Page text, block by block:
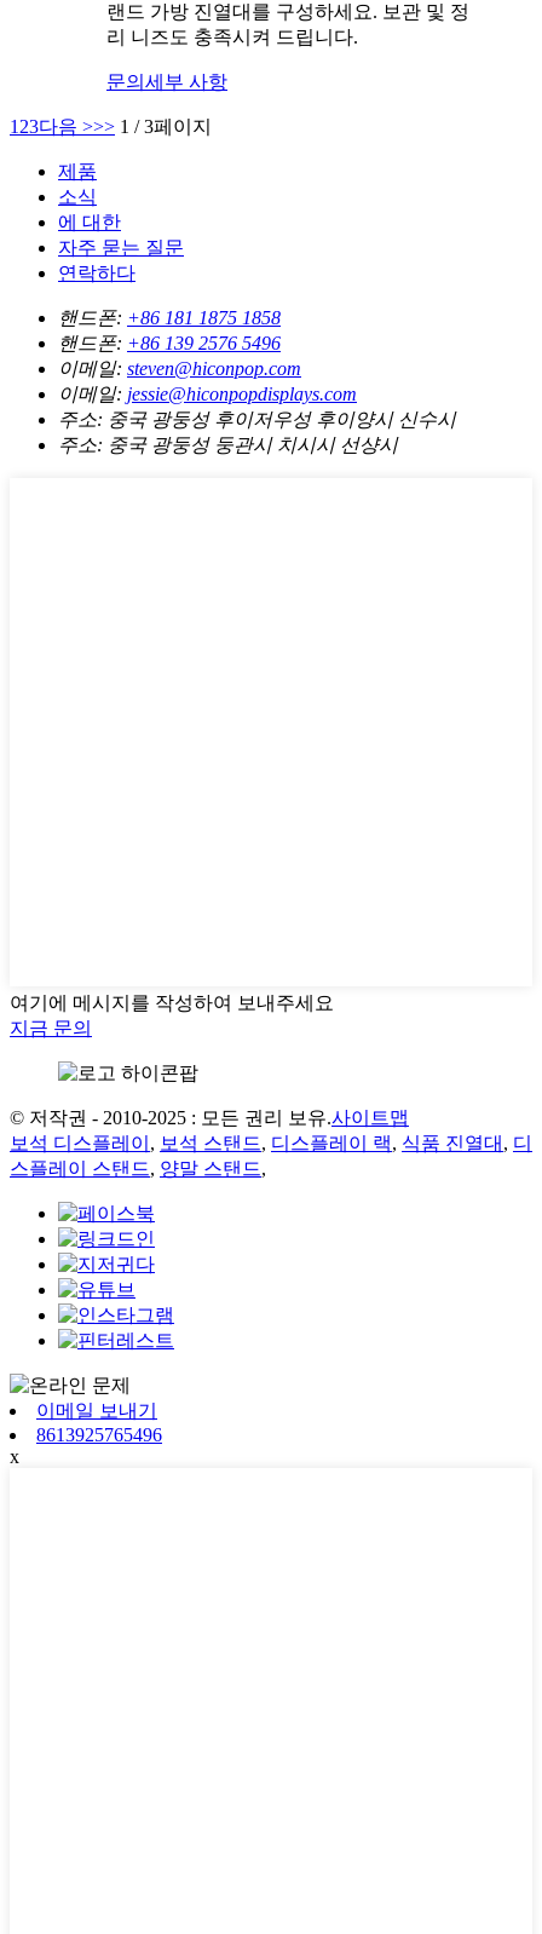
랜드 가방 진열대를 구성하세요. 보관 및 정
리 니즈도 충족시켜 드립니다.
문의 세부 사항
1 23다음 >>> 1 / 3페이지
제품
소식
에 대한
자주 묻는 질문
연락하다
핸드폰: +86 181 1875 1858
핸드폰: +86 139 2576 5496
이메일: steven@hiconpop.com
이메일: jessie@hiconpopdisplays.com
주소: 중국 광둥성 후이저우성 후이양시 신수시
주소: 중국 광둥성 둥관시 치시시 선샹시
여기에 메시지를 작성하여 보내주세요
지금 문의
© 저작권 - 2010-2025 : 모든 권리 보유.사이트맵
보석 디스플레이 , 보석 스탠드, 디스플레이 랙, 식품 진열대 , 디
스플레이 스탠드, 양말 스탠드,
이메일 보내기
8613925765496
x